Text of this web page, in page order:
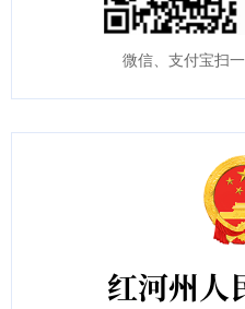
微信、支付宝扫
红河州人